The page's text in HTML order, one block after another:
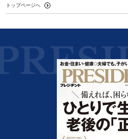
トップページへ